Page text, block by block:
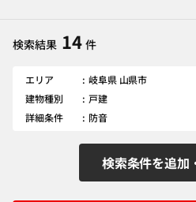
検索結果 14 件
エリア
岐阜県 山県市
建物種別
戸建
詳細条件
防音
検索条件を追加